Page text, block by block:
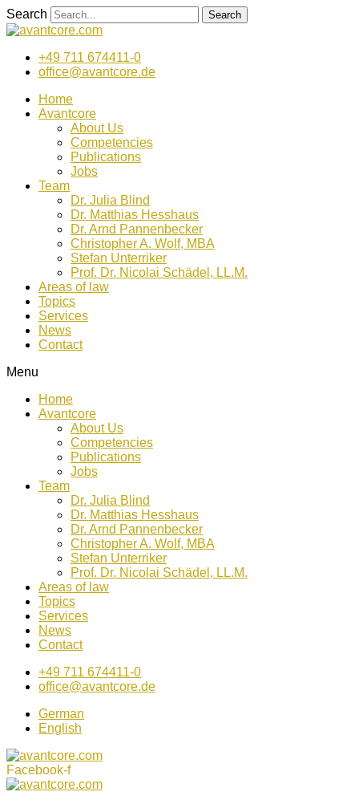
Zum
Inhalt
Search Search
+49 711 674411-0
office@avantcore.de
Home
Avantcore
About Us
Competencies
Publications
Jobs
Team
Dr. Julia Blind
Dr. Matthias Hesshaus
Dr. Arnd Pannenbecker
Christopher A. Wolf, MBA
Stefan Unterriker
Prof. Dr. Nicolai Schädel, LL.M.
Areas of law
Topics
Services
News
Contact
Menu
Home
Avantcore
About Us
Competencies
Publications
Jobs
Team
Dr. Julia Blind
Dr. Matthias Hesshaus
Dr. Arnd Pannenbecker
Christopher A. Wolf, MBA
Stefan Unterriker
Prof. Dr. Nicolai Schädel, LL.M.
Areas of law
Topics
Services
News
Contact
+49 711 674411-0
office@avantcore.de
German
English
Facebook-f